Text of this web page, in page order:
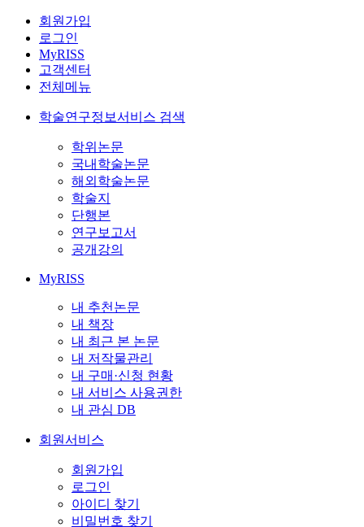
회원가입
로그인
MyRISS
고객센터
전체메뉴
학술연구정보서비스 검색
학위논문
국내학술논문
해외학술논문
학술지
단행본
연구보고서
공개강의
MyRISS
내 추천논문
내 책장
내 최근 본 논문
내 저작물관리
내 구매·신청 현황
내 서비스 사용권한
내 관심 DB
회원서비스
회원가입
로그인
아이디 찾기
비밀번호 찾기